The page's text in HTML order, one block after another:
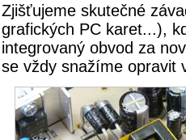
Zjišťujeme skutečné
grafických PC karet...),
integrovaný obvod za
se vždy snažíme opravit